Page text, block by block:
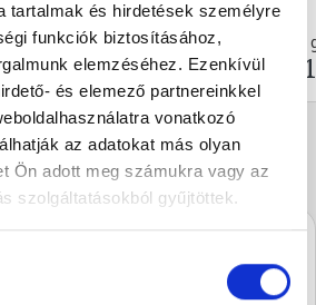
tartalmak és hirdetések személyre
funkciók biztosításához,
elemzéséhez. Ezenkívül
és elemező partnereinkkel
vonatkozó
az adatokat más olyan
Ön adott meg számukra vagy az
szolgáltatásokból gyűjtöttek.
540
mindig